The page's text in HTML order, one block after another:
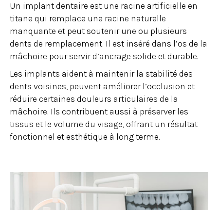
Un implant dentaire est une racine artificielle en
titane qui remplace une racine naturelle
manquante et peut soutenir une ou plusieurs
dents de remplacement. Il est inséré dans l’os de la
mâchoire pour servir d’ancrage solide et durable.
Les implants aident à maintenir la stabilité des
dents voisines, peuvent améliorer l’occlusion et
réduire certaines douleurs articulaires de la
mâchoire. Ils contribuent aussi à préserver les
tissus et le volume du visage, offrant un résultat
fonctionnel et esthétique à long terme.